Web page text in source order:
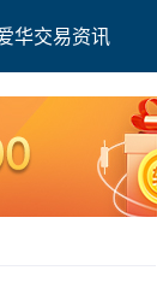
华交易资讯